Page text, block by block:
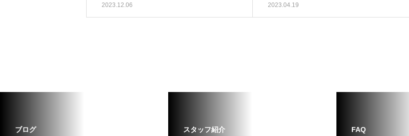
2023.12.06 2023.04.19
ブログ スタッフ紹介 FAQ